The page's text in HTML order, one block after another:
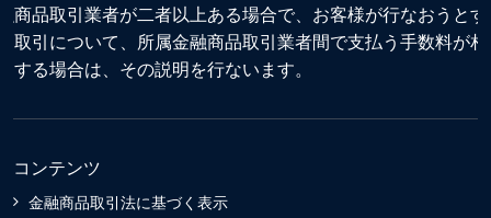
商品取引業者が二者以上ある場合で、お客様が行なおうとす
取引について、所属金融商品取引業者間で支払う手数料が相
する場合は、その説明を行ないます。
コンテンツ
金融商品取引法に基づく表示